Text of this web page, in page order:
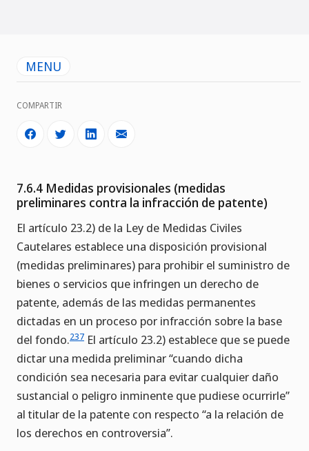
MENU
COMPARTIR
7.6.4 Medidas provisionales (medidas
preliminares contra la infracción de patente)
El artículo 23.2) de la Ley de Medidas Civiles
Cautelares establece una disposición provisional
(medidas preliminares) para prohibir el suministro de
bienes o servicios que infringen un derecho de
patente, además de las medidas permanentes
dictadas en un proceso por infracción sobre la base
del fondo.237 El artículo 23.2) establece que se puede
dictar una medida preliminar “cuando dicha
condición sea necesaria para evitar cualquier daño
sustancial o peligro inminente que pudiese ocurrirle”
al titular de la patente con respecto “a la relación de
los derechos en controversia”.